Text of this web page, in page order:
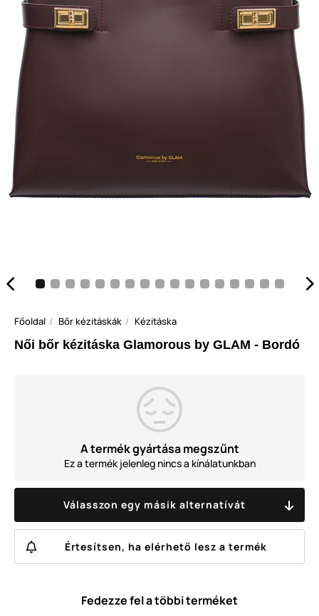
Főoldal Bőr kézitáskák Kézitáska
Női bőr kézitáska Glamorous by GLAM - Bordó
A termék gyártása megszűnt
Ez a termék jelenleg nincs a kínálatunkban
Válasszon egy másik alternatívát
Értesítsen, ha elérhető lesz a termék
Fedezze fel a többi terméket